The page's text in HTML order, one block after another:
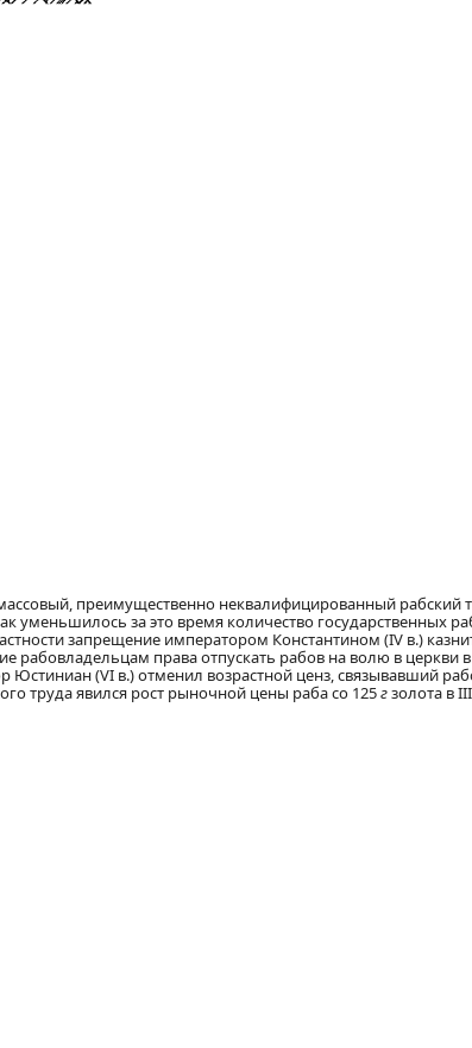
преимущественно неквалифицированный рабский
уменьшилось за это время количество государственных
запрещение императором Константином (IV в.)
рабовладельцам права отпускать рабов на волю в церкви
(VI в.) отменил возрастной ценз, связывавший
труда явился рост рыночной цены раба со 125гзолота в